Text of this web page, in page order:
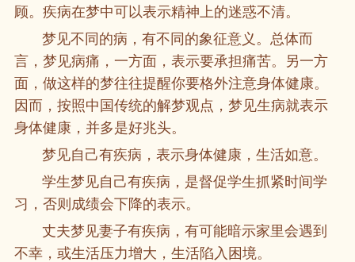
顾。疾病在梦中可以表示精神上的迷惑不清。
梦见不同的病，有不同的象征意义。总体而
言，梦见病痛，一方面，表示要承担痛苦。另一方
面，做这样的梦往往提醒你要格外注意身体健康。
因而，按照中国传统的解梦观点，梦见生病就表示
身体健康，并多是好兆头。
梦见自己有疾病，表示身体健康，生活如意。
学生梦见自己有疾病，是督促学生抓紧时间学
习，否则成绩会下降的表示。
丈夫梦见妻子有疾病，有可能暗示家里会遇到
不幸，或生活压力增大，生活陷入困境。